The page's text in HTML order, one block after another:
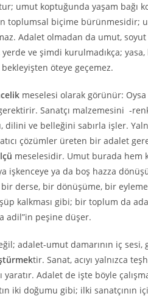
umut koptuğunda yaşam bağı
toplumsal biçime bürünmesidir;
Adalet olmadan da umut,
ve şimdi kurulmadıkça; yasa,
öteye geçemez.
meselesi olarak görünür:
Sanatçı malzemesini -
ve belleğini sabırla işler.
çözümler üreten bir adalet
meselesidir. Umut burada hem
işkenceye ya da boş hazza
derse, bir dönüşüme, bir
kalkması gibi; bir toplum da
adil”in peşine düşer.
adalet-umut damarının iç sesi,
tir. Sanat, acıyı yalnızca
Adalet de işte böyle
iki doğumu gibi; ilki sanatçının